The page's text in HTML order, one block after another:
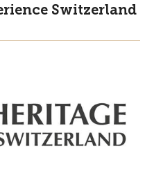
Switzerland